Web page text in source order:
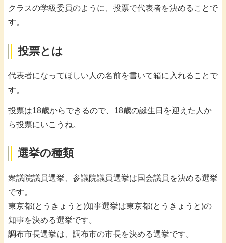
クラスの学級委員のように、投票で代表者を決めることで
す。
投票とは
代表者になってほしい人の名前を書いて箱に入れることで
す。
投票は18歳からできるので、18歳の誕生日を迎えた人か
ら投票にいこうね。
選挙の種類
衆議院議員選挙、参議院議員選挙は国会議員を決める選挙
です。
東京都(とうきょうと)知事選挙は東京都(とうきょうと)の
知事を決める選挙です。
調布市長選挙は、調布市の市長を決める選挙です。